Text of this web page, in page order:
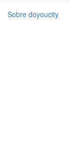
Sobre doyoucity